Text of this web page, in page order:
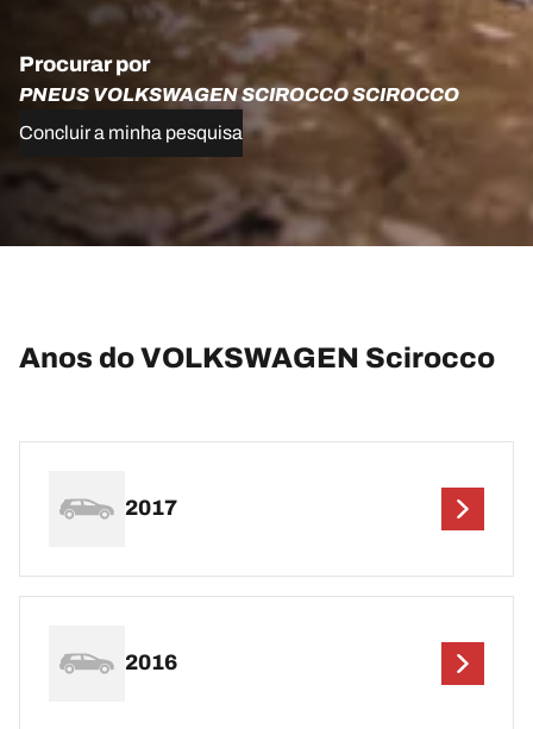
Procurar por
PNEUS VOLKSWAGEN SCIROCCO SCIROCCO
Concluir a minha pesquisa
Anos do VOLKSWAGEN Scirocco
2017
2016